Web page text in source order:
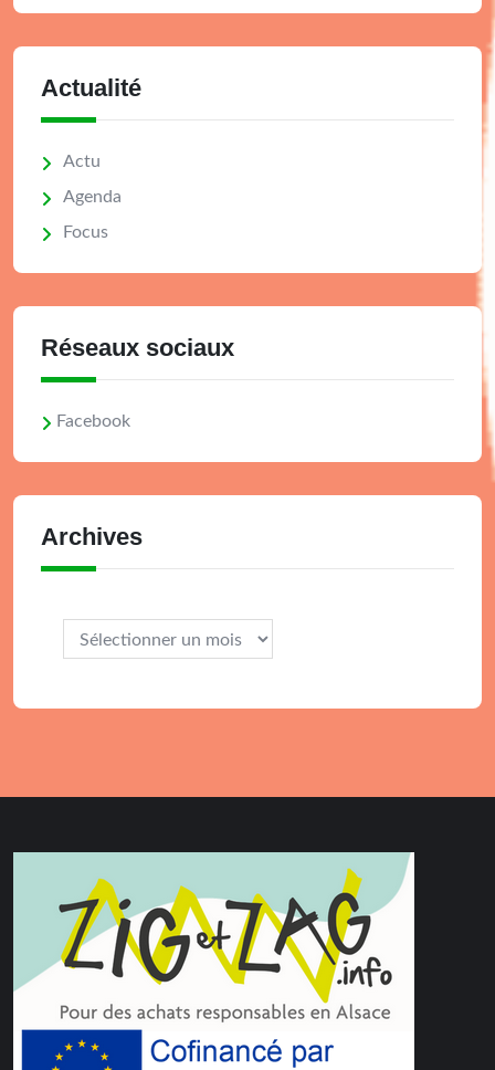
Actualité
Actu
Agenda
Focus
Réseaux sociaux
Facebook
Archives